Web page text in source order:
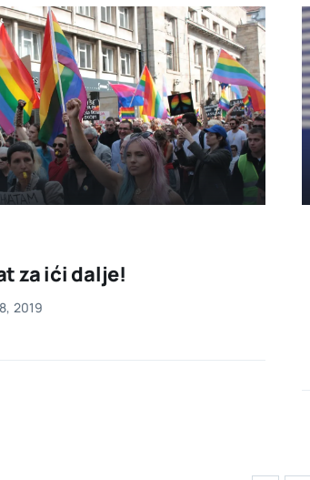
za ići dalje!
2019